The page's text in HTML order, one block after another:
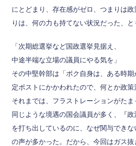
にとどまり、存在感がゼロ、つまりは
りは、何の力も持てない状況だった、と
「次期総選挙など国政選挙見据え、
中途半端な立場の議員にやる気を」
その中堅幹部は「ボク自身は、ある時
定ポストにかかわれたので、何とか政策
それまでは、フラストレーションがた
同じような境遇の国会議員が多く、『
を打ち出しているのに、なぜ関与でき
の声が多かった。だから、今回はガス